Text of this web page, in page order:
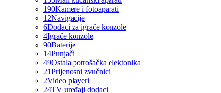
190Kamere i fotoaparati
12Navigacije
6Dodaci za igrače konzole
4Igrače konzole
90Baterije
14Punjači
49Ostala potrošačka elektonika
21Prijenosni zvučnici
2Video playeri
24TV uređaji dodaci